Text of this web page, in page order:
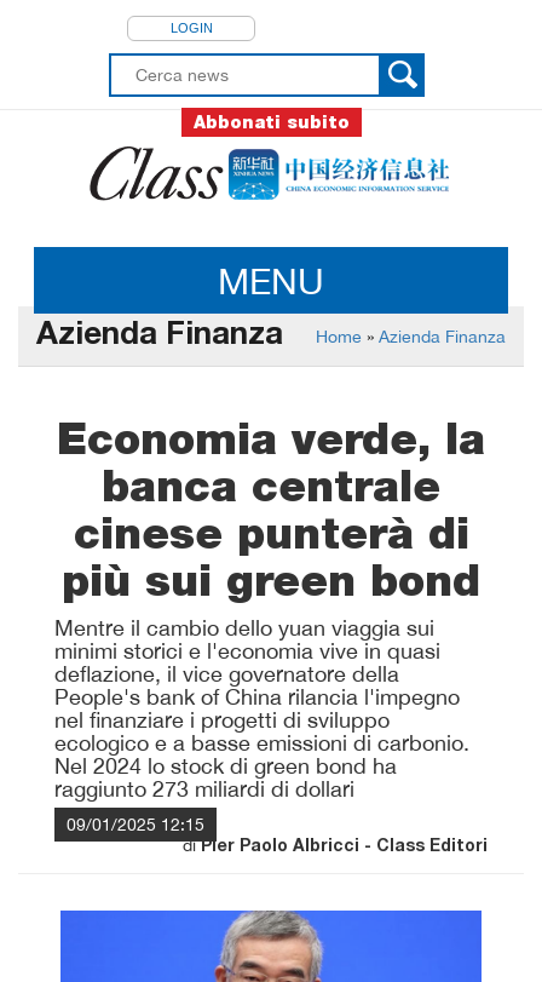
LOGIN
Abbonati subito
MENU
Azienda Finanza Home » Azienda Finanza
Economia verde, la
banca centrale
cinese punterà di
più sui green bond
Mentre il cambio dello yuan viaggia sui
minimi storici e l'economia vive in quasi
deflazione, il vice governatore della
People's bank of China rilancia l'impegno
nel finanziare i progetti di sviluppo
ecologico e a basse emissioni di carbonio.
Nel 2024 lo stock di green bond ha
raggiunto 273 miliardi di dollari
09/01/2025 12:15
diPier Paolo Albricci - Class Editori